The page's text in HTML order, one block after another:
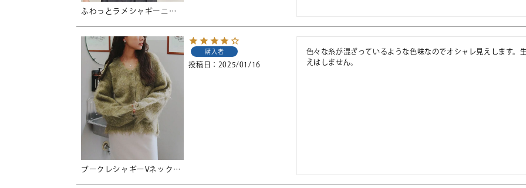
ふわっとラメシャギーニットカーディガン
ブークレシャギーVネックカーディガン
購入者
投稿日 2025/01/16
色々な糸が混ざっているような色味なのでオシャレ見えします。
えはしません。